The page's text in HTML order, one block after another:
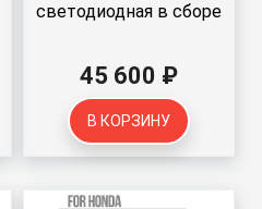
светодиодная в сборе
45 600 ₽
В КОРЗИНУ